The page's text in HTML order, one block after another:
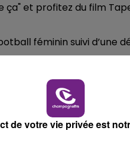
ça" et profitez du film
féminin suivi d’une
Deans.
de votre vie privée est